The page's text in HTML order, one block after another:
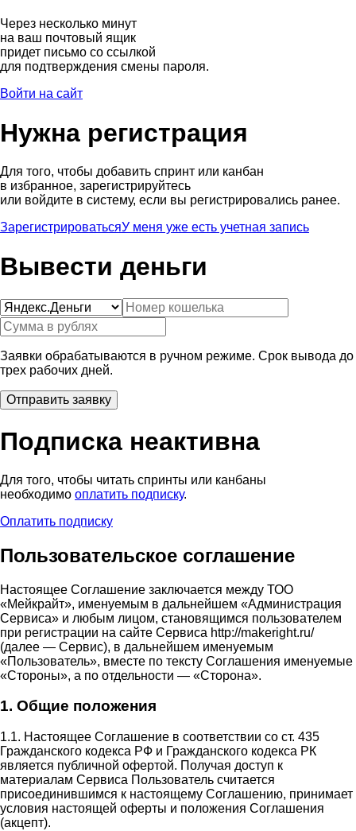
Через несколько минут
на ваш почтовый ящик
придет письмо со ссылкой
для подтверждения смены пароля.
Войти на сайт
Нужна регистрация
Для того, чтобы добавить спринт или канбан
в избранное, зарегистрируйтесь
или войдите в систему, если вы регистрировались ранее.
ЗарегистрироватьсяУ меня уже есть учетная запись
Вывести деньги
Заявки обрабатываются в ручном режиме. Срок вывода до
трех рабочих дней.
Подписка неактивна
Для того, чтобы читать спринты или канбаны
необходимо оплатить подписку.
Оплатить подписку
Пользовательское соглашение
Настоящее Соглашение заключается между ТОО
«Мейкрайт», именуемым в дальнейшем «Администрация
Сервиса» и любым лицом, становящимся пользователем
при регистрации на сайте Сервиса http://makeright.ru/
(далее — Сервис), в дальнейшем именуемым
«Пользователь», вместе по тексту Соглашения именуемые
«Стороны», а по отдельности — «Сторона».
1. Общие положения
1.1. Настоящее Соглашение в соответствии со ст. 435
Гражданского кодекса РФ и Гражданского кодекса РК
является публичной офертой. Получая доступ к
материалам Сервиса Пользователь считается
присоединившимся к настоящему Соглашению, принимает
условия настоящей оферты и положения Соглашения
(акцепт).